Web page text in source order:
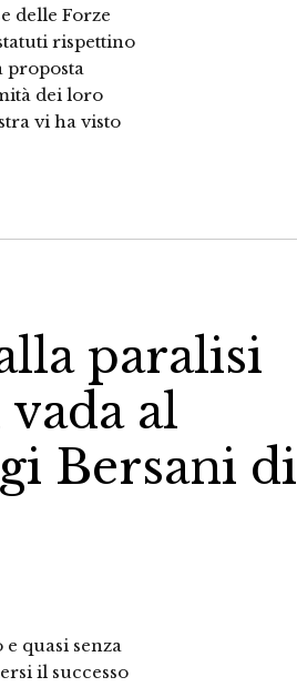
delle Forze
rispettino
proposta
dei loro
vi ha visto
paralisi
al
Bersani di
quasi senza
il successo